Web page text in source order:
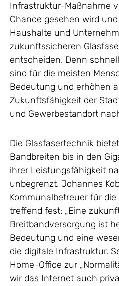
Infrastruktur-Maßnahme
Chance gesehen wird
Haushalte und
zukunftssicheren
entscheiden. Denn
sind für die meisten
Bedeutung und erhöhen
Zukunftsfähigkeit der
und Gewerbestandort
Die Glasfasertechnik
Bandbreiten bis in den
ihrer Leistungsfähigkeit
unbegrenzt. Johannes
Kommunalbetreuer für
treffend fest: „Eine
Breitbandversorgung ist
Bedeutung und eine
die digitale Infrastruktur.
Home-Office zur
wir das Internet auch